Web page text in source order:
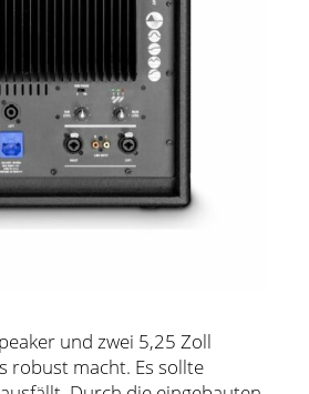
und zwei 5,25 Zoll
robust macht. Es sollte